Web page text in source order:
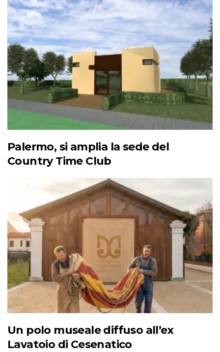
Palermo, si amplia la sede del
Country Time Club
Un polo museale diffuso all’ex
Lavatoio di Cesenatico